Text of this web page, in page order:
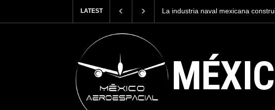
LATEST
La industria naval mexicana construirá 32 BUQUES para la